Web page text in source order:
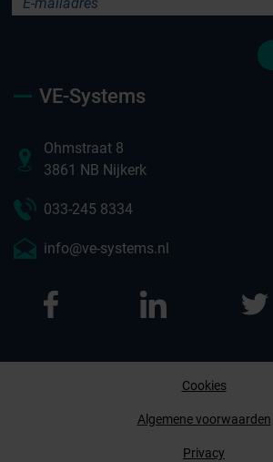
VE-Systems
Ohmstraat 8
3861 NB Nijkerk
033-245 8334
info@ve-systems.nl
Cookies
Algemene voorwaarden
Privacy
Afspraak maken